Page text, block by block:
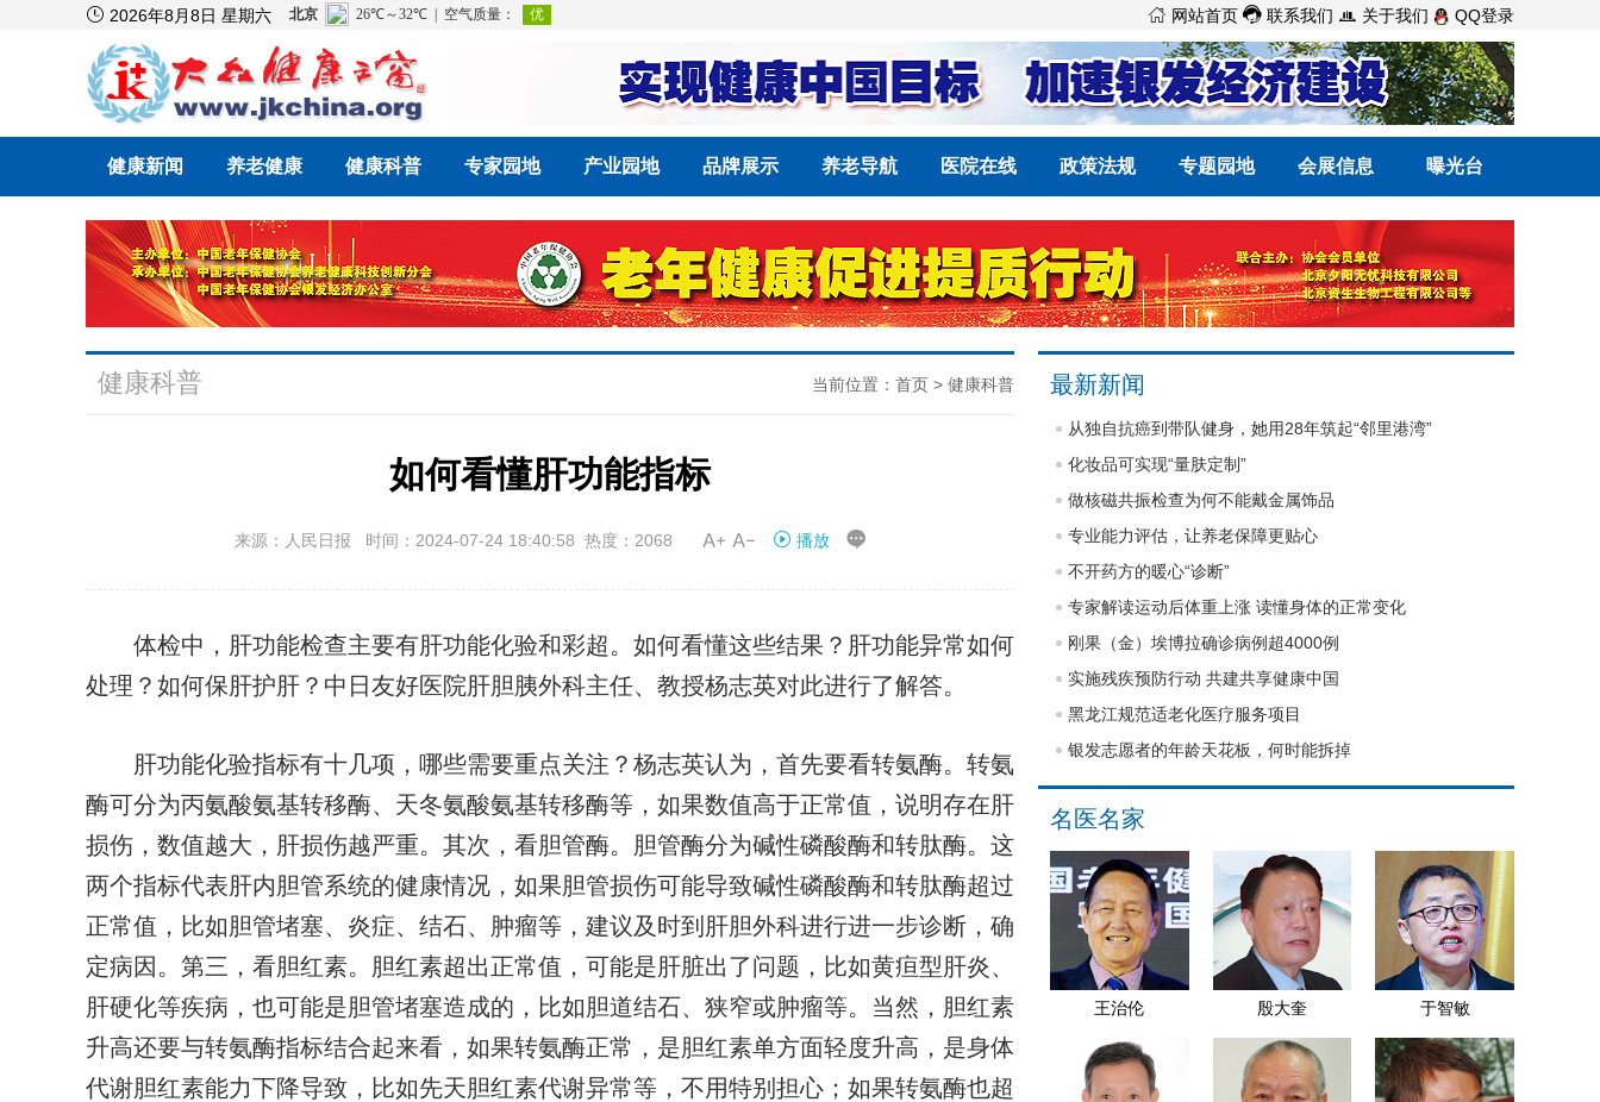
 2026年8月8日 星期六  网站首页  联系我们  关于我们 QQ登录
健康新闻 养老健康 健康科普 专家园地 产业园地 品牌展示 养老导航 医院在线 政策法规 专题园地 会展信息 曝光台
健康科普 当前位置： 首页 > 健康科普
如何看懂肝功能指标
来源：人民日报 时间：2024-07-24 18:40:58 热度：2068  播放 
体检中，肝功能检查主要有肝功能化验和彩超。如何看懂这些结果？肝功能异常如何
处理？如何保肝护肝？中日友好医院肝胆胰外科主任、教授杨志英对此进行了解答。
肝功能化验指标有十几项，哪些需要重点关注？杨志英认为，首先要看转氨酶。转氨
酶可分为丙氨酸氨基转移酶、天冬氨酸氨基转移酶等，如果数值高于正常值，说明存在肝
损伤，数值越大，肝损伤越严重。其次，看胆管酶。胆管酶分为碱性磷酸酶和转肽酶。这
两个指标代表肝内胆管系统的健康情况，如果胆管损伤可能导致碱性磷酸酶和转肽酶超过
正常值，比如胆管堵塞、炎症、结石、肿瘤等，建议及时到肝胆外科进行进一步诊断，确
定病因。第三，看胆红素。胆红素超出正常值，可能是肝脏出了问题，比如黄疸型肝炎、
肝硬化等疾病，也可能是胆管堵塞造成的，比如胆道结石、狭窄或肿瘤等。当然，胆红素
升高还要与转氨酶指标结合起来看，如果转氨酶正常，是胆红素单方面轻度升高，是身体
代谢胆红素能力下降导致，比如先天胆红素代谢异常等，不用特别担心；如果转氨酶也超
最新新闻
从独自抗癌到带队健身，她用28年筑起“邻里港湾”
化妆品可实现“量肤定制”
做核磁共振检查为何不能戴金属饰品
专业能力评估，让养老保障更贴心
不开药方的暖心“诊断”
专家解读运动后体重上涨 读懂身体的正常变化
刚果（金）埃博拉确诊病例超4000例
实施残疾预防行动 共建共享健康中国
黑龙江规范适老化医疗服务项目
银发志愿者的年龄天花板，何时能拆掉
名医名家
王治伦 殷大奎 于智敏